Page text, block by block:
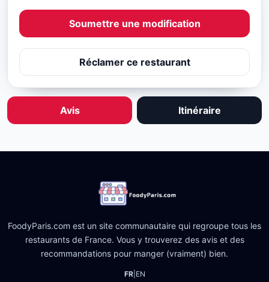
Soumettre une modification
Réclamer ce restaurant
Avis Itinéraire
FoodyParis.com est un site communautaire qui regroupe tous les
restaurants de France. Vous y trouverez des avis et des
recommandations pour manger (vraiment) bien.
FR| EN